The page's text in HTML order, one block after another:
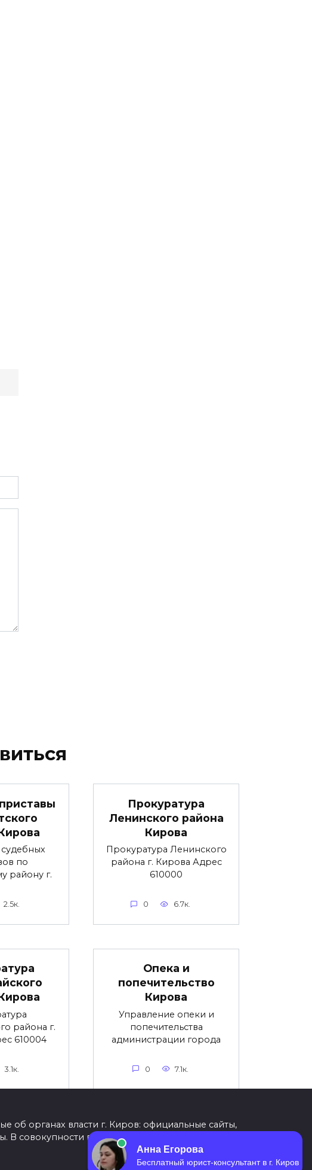
по
району г.
2.5к.
Прокуратура
Ленинского района
Кирова
Прокуратура Ленинского
района г. Кирова Адрес
610000
0 6.7к.
района г.
610004
3.1к.
Опека и
попечительство
Кирова
Управление опеки и
попечительства
администрации города
0 7.1к.
органах власти г. Киров: официальные сайты,
В совокупности представленная информация